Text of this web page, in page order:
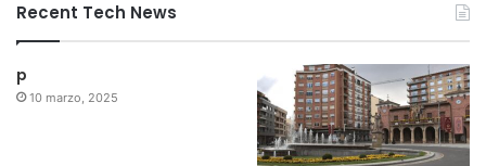
Recent Tech News
p
10 marzo, 2025